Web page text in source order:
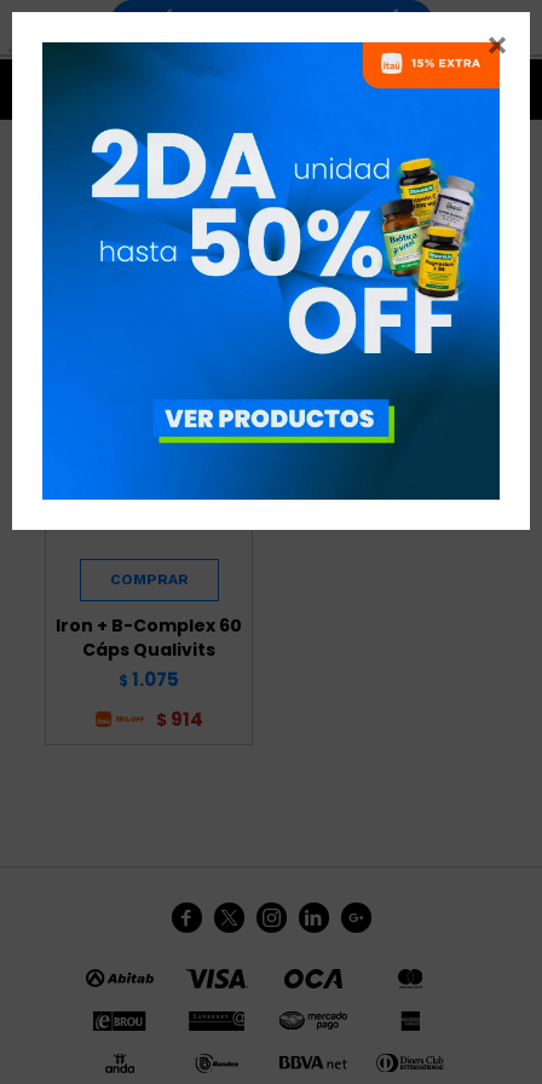

HIERRO
QUITAR FILTROS
RECOMENDADOS
Iron + B-Complex 60
Cáps Qualivits
$ 1.075
$ 914
    